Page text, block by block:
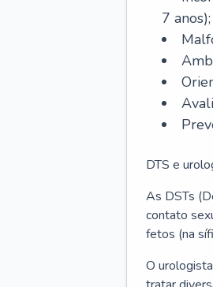
7 anos);
DTS e
As DSTs
contato
fetos (na
O